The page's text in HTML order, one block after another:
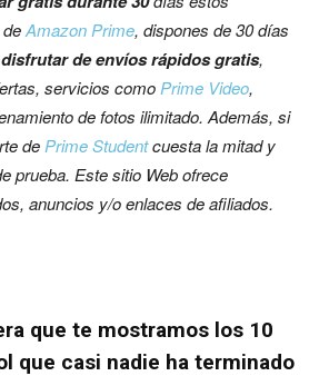
Amazon Prime, dispones de 30 días
disfrutar de envíos rápidos gratis,
servicios como Prime Video,
de fotos ilimitado. Además, si
de Prime Studentcuesta la mitad y
prueba. Este sitio Web ofrece
anuncios y/o enlaces de afiliados.
que te mostramos los 10
que casi nadie ha terminado